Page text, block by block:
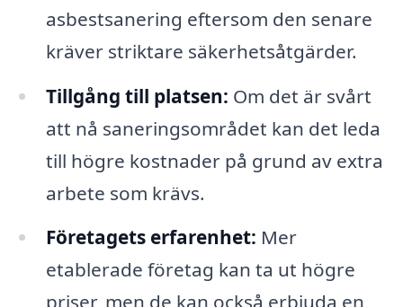
asbestsanering eftersom den senare
kräver striktare säkerhetsåtgärder.
Tillgång till platsen: Om det är svårt
att nå saneringsområdet kan det leda
till högre kostnader på grund av extra
arbete som krävs.
Företagets erfarenhet: Mer
etablerade företag kan ta ut högre